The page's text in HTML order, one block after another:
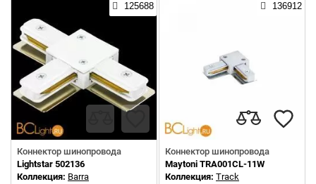
125688
Коннектор шинопровода
Lightstar 502136
Коллекция: Barra
136912
Коннектор шинопровода
Maytoni TRA001CL-11W
Коллекция: Track